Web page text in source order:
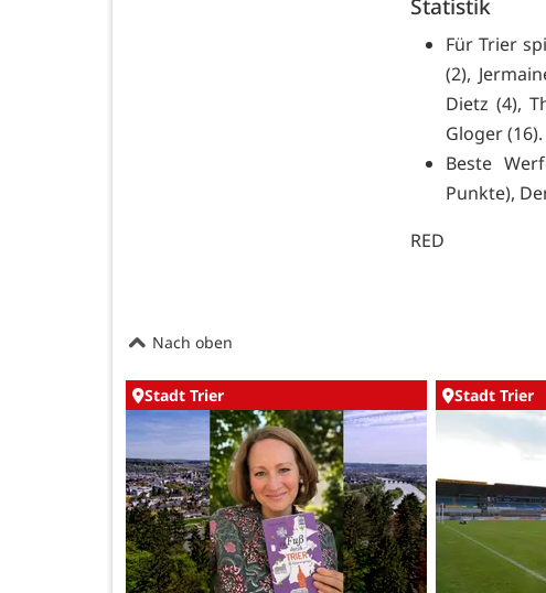
Statistik
Für Trier
(2),
Dietz (4),
Gloger (16).
Beste
Punkte),
RED
Nach oben
Stadt Trier Stadt Trier